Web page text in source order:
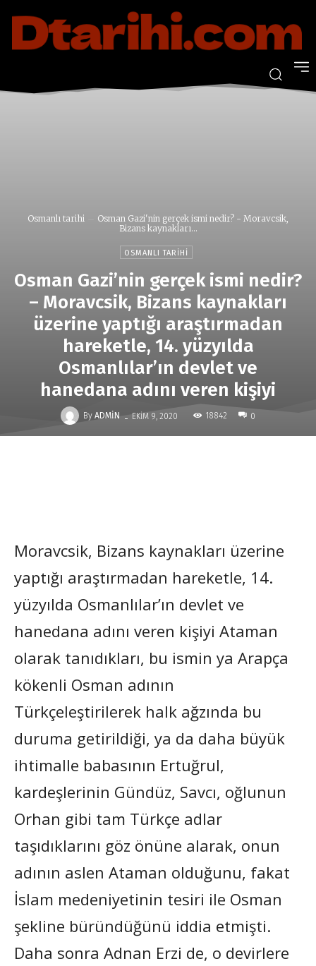
Osmanlı tarihi
Osman Gazi'nin gerçek ismi nedir? - Moravcsik,
Bizans kaynakları...
OSMANLI TARIHI
Osman Gazi’nin gerçek ismi nedir?
– Moravcsik, Bizans kaynakları
üzerine yaptığı araştırmadan
hareketle, 14. yüzyılda
Osmanlılar’ın devlet ve
hanedana adını veren kişiyi
By ADMIN - EKIM 9, 2020 18842 0
Moravcsik, Bizans kaynakları üzerine
yaptığı araştırmadan hareketle, 14.
yüzyılda Osmanlılar’ın devlet ve
hanedana adını veren kişiyi Ataman
olarak tanıdıkları, bu ismin ya Arapça
kökenli Osman adının
Türkçeleştirilerek halk ağzında bu
duruma getirildiği, ya da daha büyük
ihtimalle babasının Ertuğrul,
kardeşlerinin Gündüz, Savcı, oğlunun
Orhan gibi tam Türkçe adlar
taşıdıklarını göz önüne alarak, onun
adının aslen Ataman olduğunu, fakat
İslam medeniyetinin tesiri ile Osman
şekline büründüğünü iddia etmişti.
Daha sonra Adnan Erzi de, o devirlere